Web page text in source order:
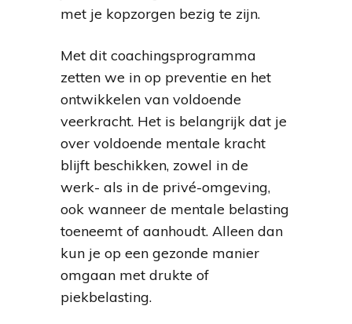
met je kopzorgen bezig te zijn.
Met dit coachingsprogramma
zetten we in op preventie en het
ontwikkelen van voldoende
veerkracht. Het is belangrijk dat je
over voldoende mentale kracht
blijft beschikken, zowel in de
werk- als in de privé-omgeving,
ook wanneer de mentale belasting
toeneemt of aanhoudt. Alleen dan
kun je op een gezonde manier
omgaan met drukte of
piekbelasting.